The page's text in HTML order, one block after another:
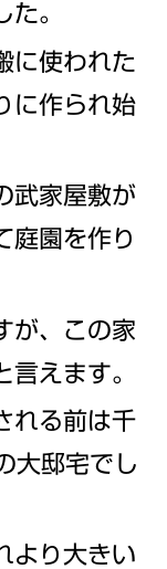
。
に使われた
に作られ始
武家屋敷が
庭園を作り
が、この家
えます。
れる前は千
大邸宅でし
より大きい